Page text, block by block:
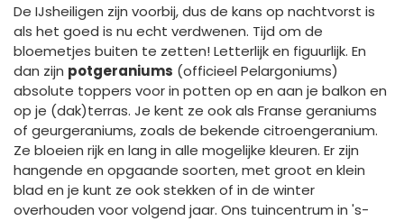
De IJsheiligen zijn voorbij, dus de kans op nachtvorst is
als het goed is nu echt verdwenen. Tijd om de
bloemetjes buiten te zetten! Letterlijk en figuurlijk. En
dan zijn potgeraniums (officieel Pelargoniums)
absolute toppers voor in potten op en aan je balkon en
op je (dak)terras. Je kent ze ook als Franse geraniums
of geurgeraniums, zoals de bekende citroengeranium.
Ze bloeien rijk en lang in alle mogelijke kleuren. Er zijn
hangende en opgaande soorten, met groot en klein
blad en je kunt ze ook stekken of in de winter
overhouden voor volgend jaar. Ons tuincentrum in 's-